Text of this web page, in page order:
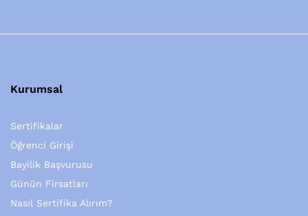
Kurumsal
Sertifikalar
Öğrenci Girişi
Bayilik Başvurusu
Günün Firsatları
Nasıl Sertifika Alırım?